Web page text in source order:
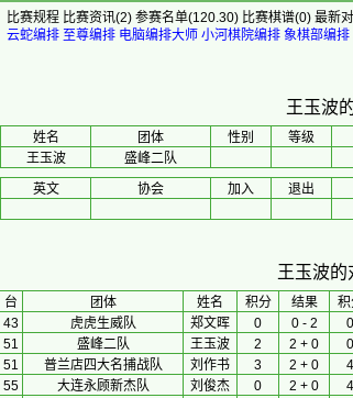
比赛规程 比赛资讯(2) 参赛名单(120.30) 比赛棋谱(0) 最新
云蛇编排 至尊编排 电脑编排大师 小河棋院编排 象棋部编排
王玉波
姓名 团体 性别 等级
王玉波 盛峰二队
英文 协会 加入 退出
王玉波的
台 团体 姓名 积分 结果 积
43 虎虎生威队 郑文晖 0 0 - 2 0
51 盛峰二队 王玉波 2 2 + 0 0
51 普兰店四大名捕战队 刘作书 3 2 + 0 4
55 大连永顾新杰队 刘俊杰 0 2 + 0 4